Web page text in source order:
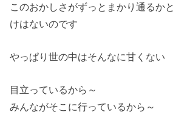
このおかしさがずっとまかり通るか
けはないのです
やっぱり世の中はそんなに甘くない
目立っているから～
みんながそこに行っているから～